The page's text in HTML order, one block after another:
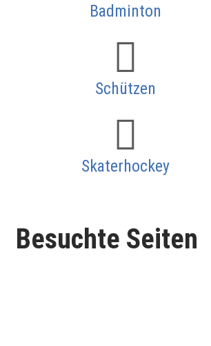
Badminton
Schützen
Skaterhockey
Besuchte Seiten